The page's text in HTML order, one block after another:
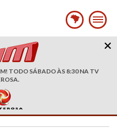
TODO SÁBADO ÀS 8:30 NA TV